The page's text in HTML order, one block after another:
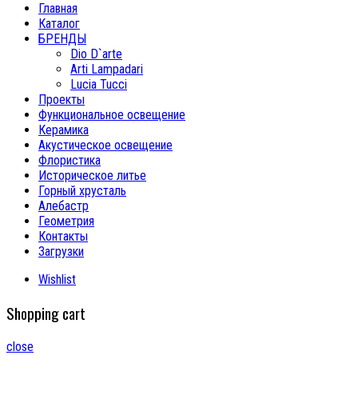
Главная
Каталог
БРЕНДЫ
Dio D`arte
Arti Lampadari
Lucia Tucci
Проекты
Функциональное освещение
Керамика
Акустическое освещение
Флористика
Историческое литье
Горный хрусталь
Алебастр
Геометрия
Контакты
Загрузки
Wishlist
Shopping cart
close